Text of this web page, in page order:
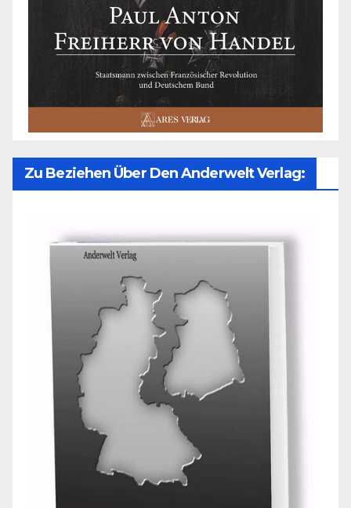
Zu Beziehen Über Den Anderwelt Verlag: